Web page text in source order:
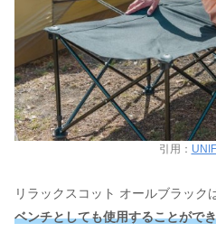
引用：
リラックスコット オールブラック
ベンチとしても使用することがで